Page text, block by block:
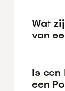
Wat
van
Is een
een